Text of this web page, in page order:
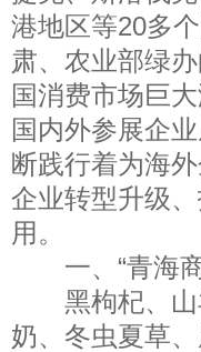
港地区等20多
肃、农业部绿
国消费市场巨
国内外参展企
断践行着为海
企业转型升级
用。
一、“青海商
黑枸杞、山
奶、冬虫夏草